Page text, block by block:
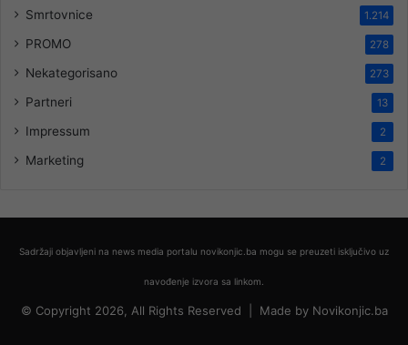
Smrtovnice 1.214
PROMO 278
Nekategorisano 273
Partneri 13
Impressum 2
Marketing 2
Sadržaji objavljeni na news media portalu novikonjic.ba mogu se preuzeti isključivo uz
navođenje izvora sa linkom.
© Copyright 2026, All Rights Reserved | Made by Novikonjic.ba